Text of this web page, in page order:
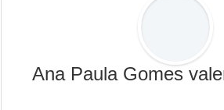
Ana Paula Gomes